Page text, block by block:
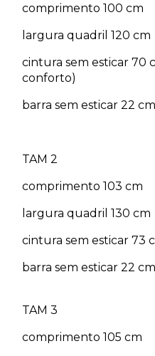
comprimento 100 cm
largura quadril 120 cm
cintura sem esticar 70
conforto)
barra sem esticar 22 cm
TAM 2
comprimento 103 cm
largura quadril 130 cm
cintura sem esticar 73
barra sem esticar 22 cm
TAM 3
comprimento 105 cm